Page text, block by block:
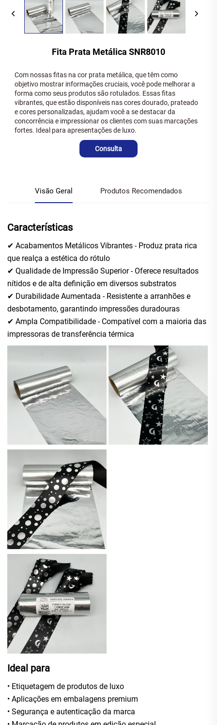
Fita Prata Metálica SNR8010
Com nossas fitas na cor prata metálica, que têm como
objetivo mostrar informações cruciais, você pode melhorar a
forma como seus produtos são rotulados. Essas fitas
vibrantes, que estão disponíveis nas cores dourado, prateado
e cores personalizadas, ajudam você a se destacar da
concorrência e impressionar os clientes com suas marcações
fortes. Ideal para apresentações de luxo.
Consulta
Visão Geral Produtos Recomendados
Características
✔ Acabamentos Metálicos Vibrantes - Produz prata rica
que realça a estética do rótulo
✔ Qualidade de Impressão Superior - Oferece resultados
nítidos e de alta definição em diversos substratos
✔ Durabilidade Aumentada - Resistente a arranhões e
desbotamento, garantindo impressões duradouras
✔ Ampla Compatibilidade - Compatível com a maioria das
impressoras de transferência térmica
Ideal para
• Etiquetagem de produtos de luxo
• Aplicações em embalagens premium
• Segurança e autenticação da marca